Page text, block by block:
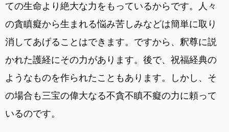
ての生命より絶大な力をもっているからです。人々
の貪瞋癡から生まれる悩み苦しみなどは簡単に取り
消してあげることはできます。ですから、釈尊に説
かれた護経にその力があります。後で、祝福経典の
ようなものを作られたこともあります。しかし、そ
の場合も三宝の偉大なる不貪不瞋不癡の力に頼って
いるのです。